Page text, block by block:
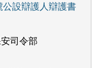
公設辯護人辯護書
司令部